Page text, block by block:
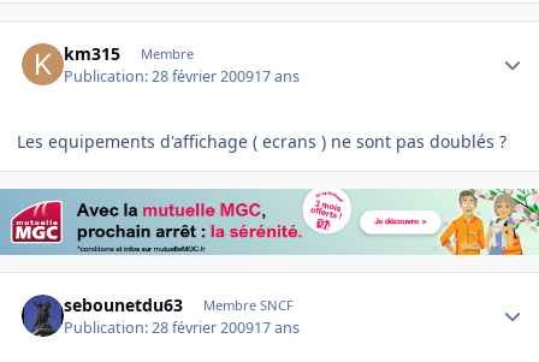
km315 Membre
Publication:28 février 200917 ans
Les equipements d'affichage ( ecrans ) ne sont pas doublés ?
sebounetdu63 Membre SNCF
Publication:28 février 200917 ans